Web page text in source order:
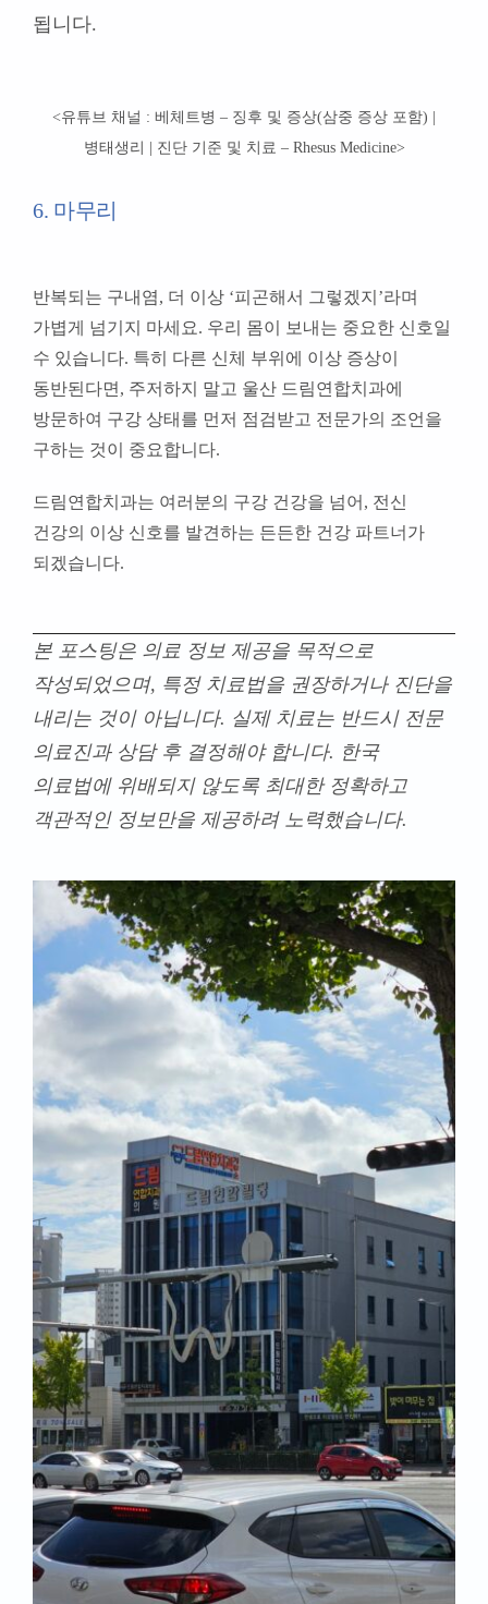
됩니다.
<유튜브 채널 : 베체트병 – 징후 및 증상(삼중 증상 포함) |
병태생리 | 진단 기준 및 치료 – Rhesus Medicine>
6. 마무리
반복되는 구내염, 더 이상 ‘피곤해서 그렇겠지’라며
가볍게 넘기지 마세요. 우리 몸이 보내는 중요한 신호일
수 있습니다. 특히 다른 신체 부위에 이상 증상이
동반된다면, 주저하지 말고 울산 드림연합치과에
방문하여 구강 상태를 먼저 점검받고 전문가의 조언을
구하는 것이 중요합니다.
드림연합치과는 여러분의 구강 건강을 넘어, 전신
건강의 이상 신호를 발견하는 든든한 건강 파트너가
되겠습니다.
본 포스팅은 의료 정보 제공을 목적으로
작성되었으며, 특정 치료법을 권장하거나 진단을
내리는 것이 아닙니다. 실제 치료는 반드시 전문
의료진과 상담 후 결정해야 합니다. 한국
의료법에 위배되지 않도록 최대한 정확하고
객관적인 정보만을 제공하려 노력했습니다.